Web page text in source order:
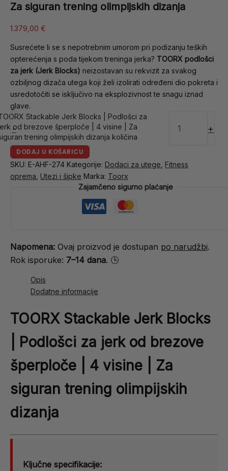
Za siguran trening olimpijskih dizanja
1.379,00 €
Susrećete li se s nepotrebnim umorom pri podizanju teških
opterećenja s poda tijekom treninga jerka? TOORX podlošci
za jerk (Jerk Blocks) neizostavan su rekvizit za svakog
ozbiljnog dizača utega koji želi izolirati određeni dio pokreta i
usredotočiti se isključivo na eksplozivnost te snagu iznad
glave.
-
Stackable Jerk Blocks | Podlošci za
od brezove šperploče | 4 visine | Za
trening olimpijskih dizanja količina
+
DODAJ U KOŠARICU
SKU: E-AHF-274 Kategorije: Dodaci za utege, Fitness
oprema, Utezi i šipke Marka: Toorx
Zajamčeno sigurno plaćanje
Napomena: Ovaj proizvod je dostupan po narudžbi.
Rok isporuke: 7–14 dana. 🕒
Opis
Dodatne informacije
TOORX Stackable Jerk Blocks
| Podlošci za jerk od brezove
šperploče | 4 visine | Za
siguran trening olimpijskih
dizanja
Ključne specifikacije: